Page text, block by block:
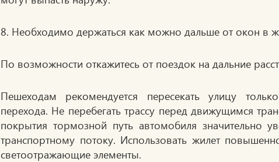
8. Необходимо держаться как можно дальше от окон в
По возможности откажитесь от поездок на дальние
Пешеходам рекомендуется пересекать улицу
перехода. Не перебегать трассу перед движущимся
покрытия тормозной путь автомобиля значительно
транспортному потоку. Использовать жилет
светоотражающие элементы.